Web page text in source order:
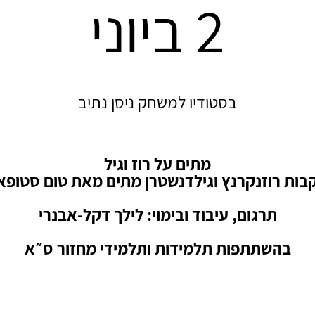
2 ביוני
בסטודיו למשחק ניסן נתיב
מתים על רוז וגיל
רוזנקרנץ וגילדנשטרן מתים מאת טום
תרגום, עיבוד ובימוי: לילך דקל-אבנרי
בהשתתפות תלמידות ותלמידי מחזור ס״א